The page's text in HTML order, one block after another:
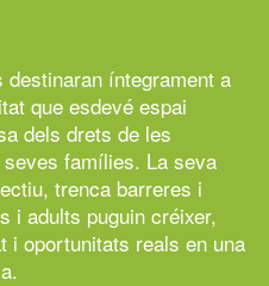
íntegrament a
que esdevé espai
dels drets de les
famílies. La seva
trenca barreres i
i adults puguin créixer,
i oportunitats reals en una